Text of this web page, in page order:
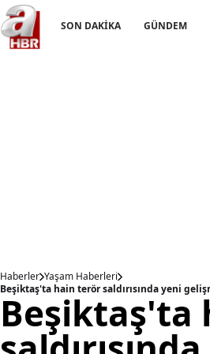
SON DAKİKA GÜNDEM
Haberler Yaşam Haberleri
Beşiktaş'ta hain terör saldırısında yeni
Beşiktaş'ta